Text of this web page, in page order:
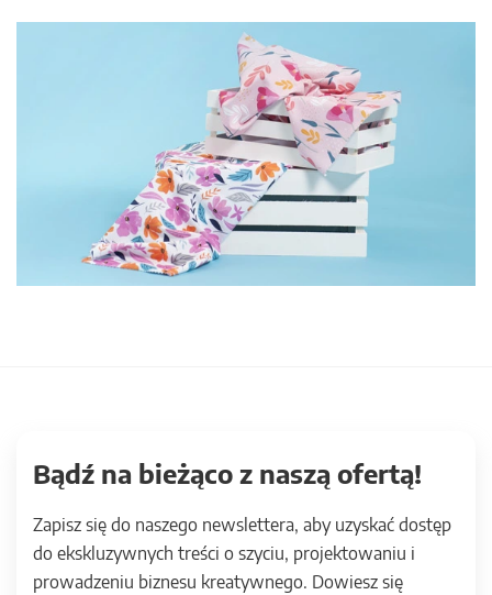
Bądź na bieżąco z naszą ofertą!
Zapisz się do naszego newslettera, aby uzyskać dostęp
do ekskluzywnych treści o szyciu, projektowaniu i
prowadzeniu biznesu kreatywnego. Dowiesz się